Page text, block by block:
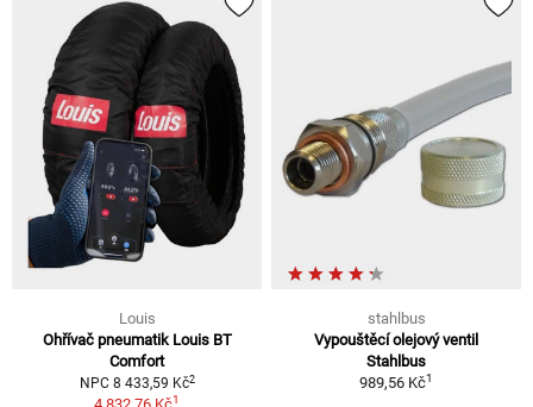
Louis
Ohřívač pneumatik Louis BT
Comfort
NPC 8 433,59 Kč2
1
stahlbus
Vypouštěcí olejový ventil
Stahlbus
989,56 Kč1